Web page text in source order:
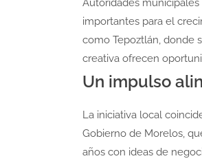
Autoridades
importantes para el
como Tepoztlán, donde
creativa ofrecen
Un impulso
La iniciativa local
Gobierno de Morelos,
años con ideas de